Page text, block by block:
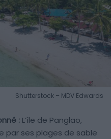
Shutterstock – MDV Edwards
: L’île de Panglao,
par ses plages de sable